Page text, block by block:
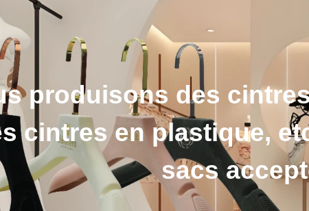
produisons des
cintres en plastique,
sacs